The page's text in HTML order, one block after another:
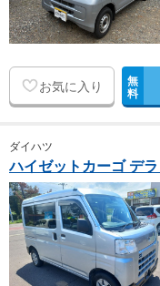
お気に入り 無
料
ダイハツ
ハイゼットカーゴ デ